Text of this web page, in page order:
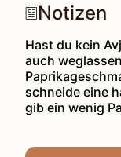
Notizen
Hast du kein
auch
schneide eine
gib ein wenig